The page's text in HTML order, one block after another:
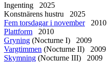
Ingenting 2025
Konstnärens hustru 2025
Fem torsdagar i november2010
Plattform 2010
Gryning (Nocturne I) 2009
Vargtimmen (Nocturne II) 2009
Skymning (Nocturne III) 2009